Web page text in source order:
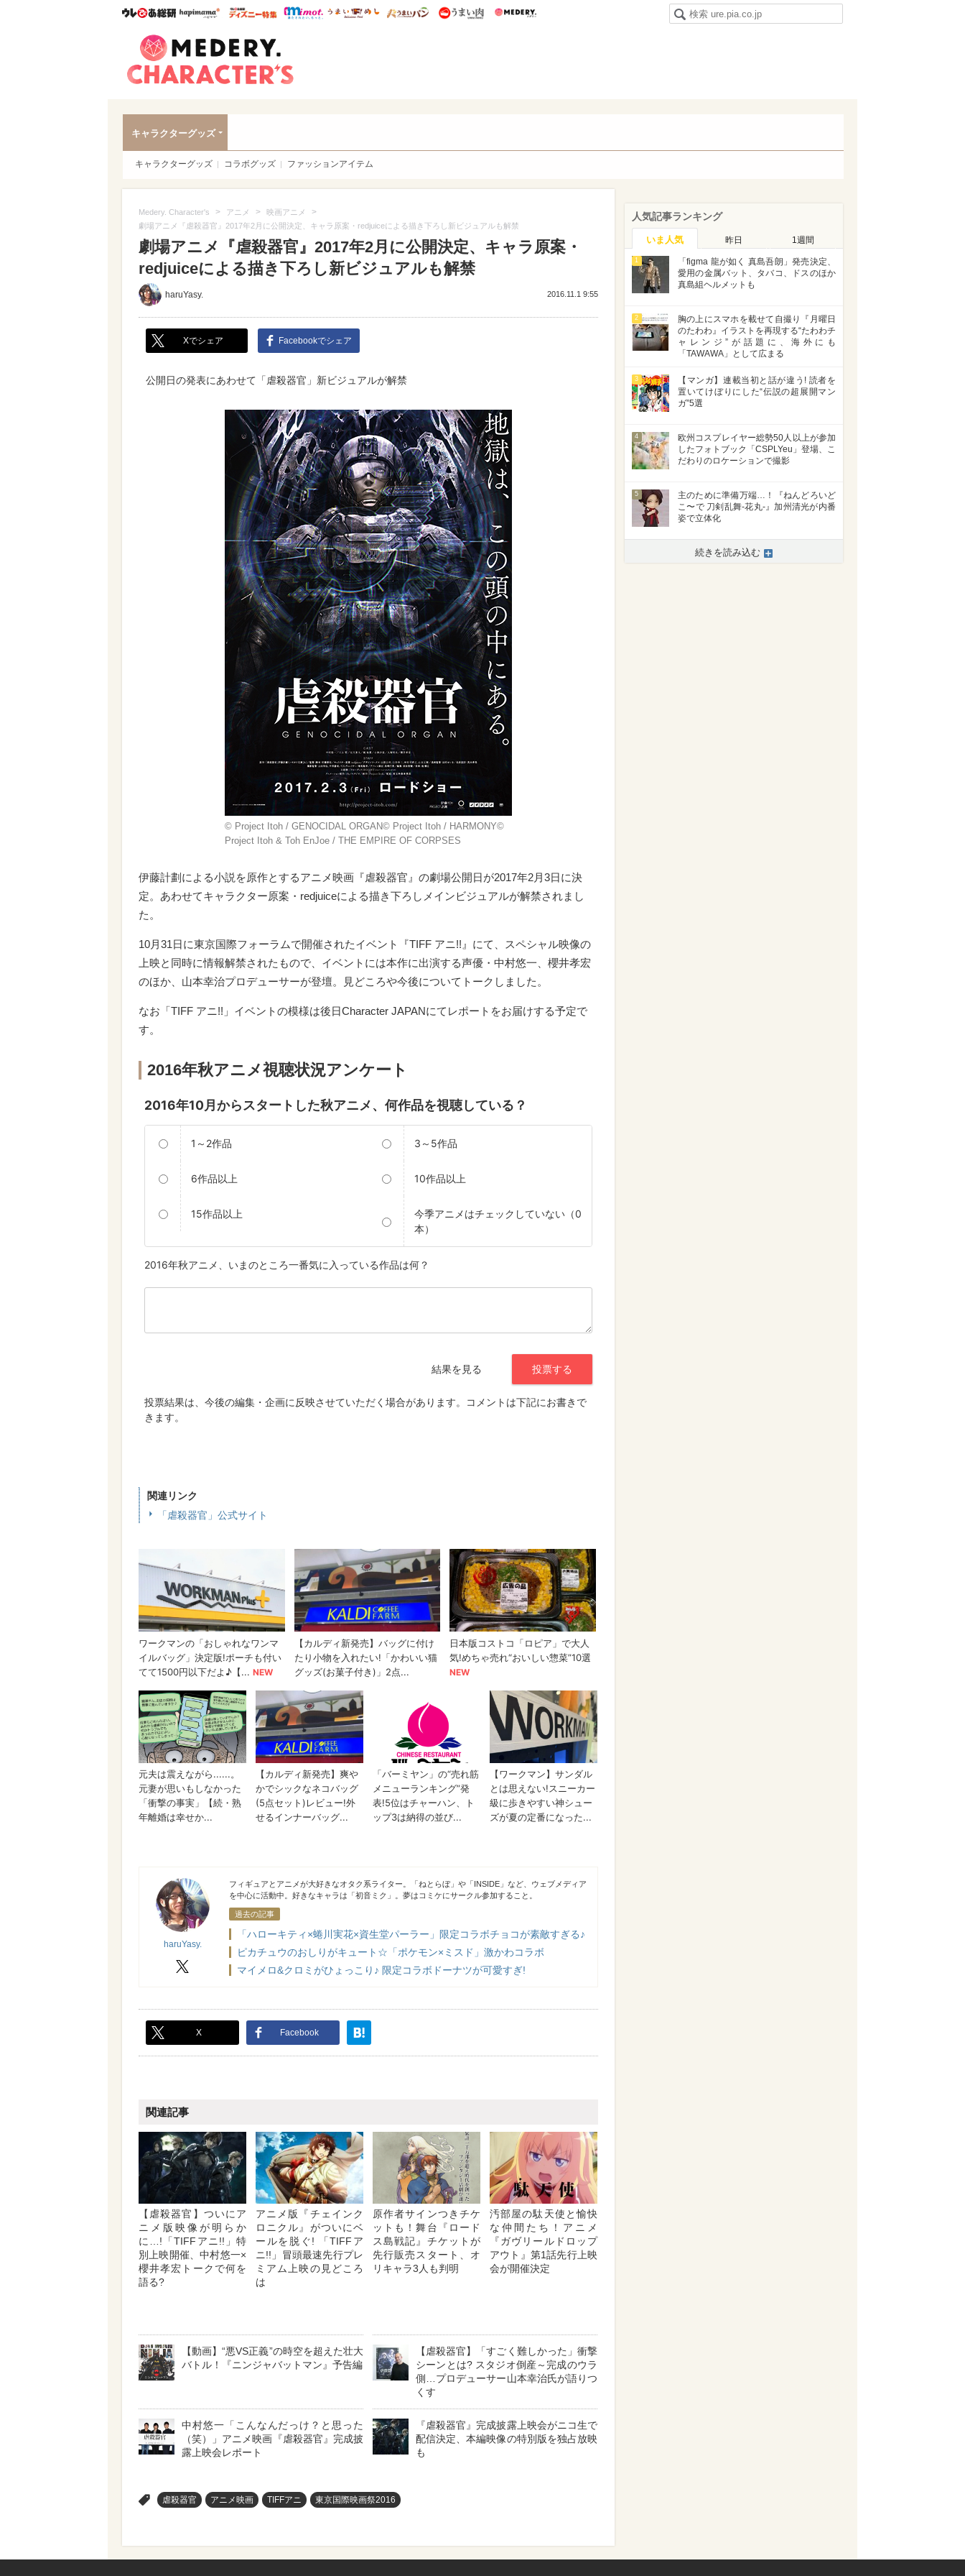
ウレぴあ総研ハピママ* ウレぴあ総研 ディズニー特集
mimot. うまいめし うまいパン うまい肉
キャラクターグッズ
キャラクターグッズ コラボグッズ ファッションアイテム
Medery. Character's > アニメ > 映画アニメ >
劇場アニメ『虐殺器官』2017年2月に公開決定、キャラ原案・redjuiceによる描き下ろし新ビジュアルも解禁
劇場アニメ『虐殺器官』2017年2月に公開決定、キャラ原案・
redjuiceによる描き下ろし新ビジュアルも解禁
haruYasy. 2016.11.1 9:55
Xでシェア Facebookでシェア
公開日の発表にあわせて「虐殺器官」新ビジュアルが解禁
© Project Itoh / GENOCIDAL ORGAN© Project Itoh / HARMONY©
Project Itoh & Toh EnJoe / THE EMPIRE OF CORPSES
伊藤計劃による小説を原作とするアニメ映画『虐殺器官』の劇場公開日が2017年2月3日に決
定。あわせてキャラクター原案・ redjuiceによる描き下ろしメインビジュアルが解禁されまし
た。
10月31日に東京国際フォーラムで開催されたイベント『TIFF アニ!!』にて、スペシャル映像の
上映と同時に情報解禁されたもので、イベントには本作に出演する声優・中村悠一、櫻井孝宏
のほか、山本幸治プロデューサーが登壇。見どころや今後についてトークしました。
なお「TIFF アニ!!」イベントの模様は後日Character JAPANにてレポートをお届けする予定で
す。
2016年秋アニメ視聴状況アンケート
関連リンク
「虐殺器官」公式サイト
haruYasy.
haruYasy.
フィギュアとアニメが大好きなオタク系ライター。「ねとらぼ」や「INSIDE」など、ウェブメディア
を中心に活動中。好きなキャラは「初音ミク」。夢はコミケにサークル参加すること。
過去の記事
「ハローキティ×蜷川実花×資生堂パーラー」限定コラボチョコが素敵すぎる♪
ピカチュウのおしりがキュート☆「ポケモン×ミスド」激かわコラボ
マイメロ&クロミがひょっこり♪ 限定コラボドーナツが可愛すぎ!
X Facebook
関連記事
【虐殺器官】ついにア
ニメ版映像が明らか
に…!「TIFFアニ!!」特
別上映開催、中村悠一×
櫻井孝宏トークで何を
語る?
アニメ版『チェインク
ロニクル』がついにベ
ールを脱ぐ! 「TIFFア
ニ!!」冒頭最速先行プレ
ミアム上映の見どころ
は
原作者サインつきチケ
ットも！舞台『ロード
ス島戦記』チケットが
先行販売スタート、オ
リキャラ3人も判明
汚部屋の駄天使と愉快
な仲間たち！アニメ
『ガヴリールドロップ
アウト』第1話先行上映
会が開催決定
【動画】“悪VS正義”の時空を超えた壮大
バトル！『ニンジャバットマン』予告編
【虐殺器官】「すごく難しかった」衝撃
シーンとは? スタジオ倒産～完成のウラ
側…プロデューサー山本幸治氏が語りつ
くす
中村悠一「こんなんだっけ？と思った
（笑）」アニメ映画『虐殺器官』完成披
露上映会レポート
『虐殺器官』完成披露上映会がニコ生で
配信決定、本編映像の特別版を独占放映
も
虐殺器官 アニメ映画 TIFFアニ 東京国際映画祭2016
人気記事ランキング
いま人気 昨日 1週間
1
「figma 龍が如く 真島吾朗」発売決定、
愛用の金属バット、タバコ、ドスのほか
真島組ヘルメットも
2
胸の上にスマホを載せて自撮り『月曜日
のたわわ』イラストを再現する“たわわチ
ャレンジ”が話題に、海外にも
「TAWAWA」として広まる
3
【マンガ】連載当初と話が違う! 読者を
置いてけぼりにした“伝説の超展開マン
ガ”5選
4
欧州コスプレイヤー総勢50人以上が参加
したフォトブック「CSPLYeu」登場、こ
だわりのロケーションで撮影
5
主のために準備万端…！『ねんどろいど
こ〜で 刀剣乱舞-花丸-』加州清光が内番
姿で立体化
続きを読み込む